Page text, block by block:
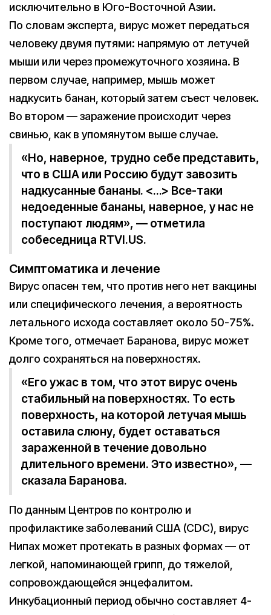
исключительно в Юго-Восточной Азии.
По словам эксперта, вирус может передаться
человеку двумя путями: напрямую от летучей
мыши или через промежуточного хозяина. В
первом случае, например, мышь может
надкусить банан, который затем съест человек.
Во втором — заражение происходит через
свинью, как в упомянутом выше случае.
«Но, наверное, трудно себе представить,
что в США или Россию будут завозить
надкусанные бананы. <…> Все-таки
недоеденные бананы, наверное, у нас не
поступают людям», — отметила
собеседница RTVI.US.
Симптоматика и лечение
Вирус опасен тем, что против него нет вакцины
или специфического лечения, а вероятность
летального исхода составляет около 50-75%.
Кроме того, отмечает Баранова, вирус может
долго сохраняться на поверхностях.
«Его ужас в том, что этот вирус очень
стабильный на поверхностях. То есть
поверхность, на которой летучая мышь
оставила слюну, будет оставаться
зараженной в течение довольно
длительного времени. Это известно», —
сказала Баранова.
По данным Центров по контролю и
профилактике заболеваний США (CDC), вирус
Нипах может протекать в разных формах — от
легкой, напоминающей грипп, до тяжелой,
сопровождающейся энцефалитом.
Инкубационный период обычно составляет 4-